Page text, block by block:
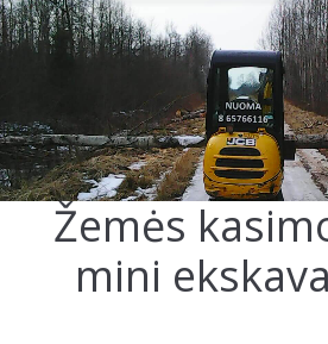
Žemės
mini